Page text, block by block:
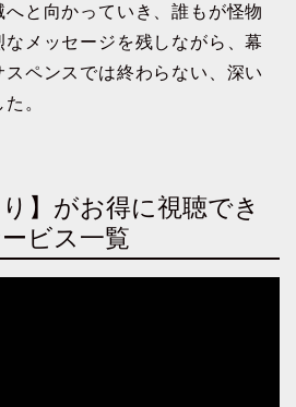
と向かっていき、誰もが怪物
メッセージを残しながら、幕
ペンスでは終わらない、深い
。
り】がお得に視聴でき
ビス一覧